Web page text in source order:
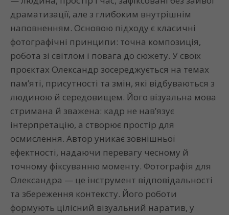
драматизації, але з глибоким внутрішнім
наповненням. Основою підходу є класичні
фотографічні принципи: точна композиція,
робота зі світлом і повага до сюжету. У своїх
проєктах Олександр зосереджується на темах
пам’яті, присутності та змін, які відбуваються з
людиною й середовищем. Його візуальна мова
стримана й зважена: кадр не нав’язує
інтерпретацію, а створює простір для
осмислення. Автор уникає зовнішньої
ефектності, надаючи перевагу чесному й
точному фіксуванню моменту. Фотографія для
Олександра — це інструмент відповідальності
та збереження контексту. Його роботи
формують цілісний візуальний наратив, у